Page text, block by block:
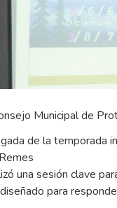
Municipal de
de la temporada
una sesión clave
para